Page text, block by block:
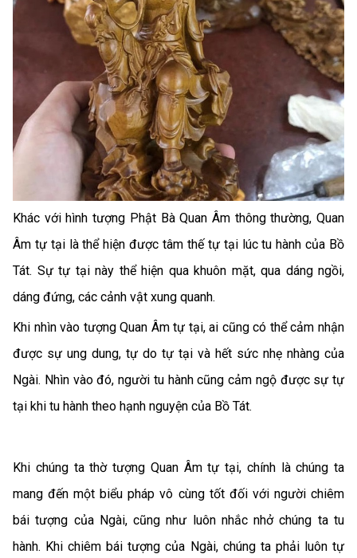
Khác với hình tượng Phật Bà Quan Âm thông thường, Quan
Âm tự tại là thể hiện được tâm thế tự tại lúc tu hành của Bồ
Tát. Sự tự tại này thể hiện qua khuôn mặt, qua dáng ngồi,
dáng đứng, các cảnh vật xung quanh.
Khi nhìn vào tượng Quan Âm tự tại, ai cũng có thể cảm nhận
được sự ung dung, tự do tự tại và hết sức nhẹ nhàng của
Ngài. Nhìn vào đó, người tu hành cũng cảm ngộ được sự tự
tại khi tu hành theo hạnh nguyện của Bồ Tát.
Khi chúng ta thờ tượng Quan Âm tự tại, chính là chúng ta
mang đến một biểu pháp vô cùng tốt đối với người chiêm
bái tượng của Ngài, cũng như luôn nhắc nhở chúng ta tu
hành. Khi chiêm bái tượng của Ngài, chúng ta phải luôn tự